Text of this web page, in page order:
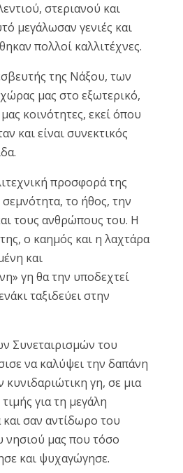
στεριανού και
μεγάλωσαν γενιές και
πολλοί καλλιτέχνες.
της Νάξου, των
μας στο εξωτερικό,
κοινότητες, εκεί όπου
και είναι συνεκτικός
προσφορά της
το ήθος, την
τους ανθρώπους του. Η
ο καημός και η λαχτάρα
και
γη θα την υποδεχτεί
ταξιδεύει στην
Συνεταιρισμών του
να καλύψει την δαπάνη
κυνιδαριώτικη γη, σε μια
για τη μεγάλη
σαν αντίδωρο του
νησιού μας που τόσο
και ψυχαγώγησε.